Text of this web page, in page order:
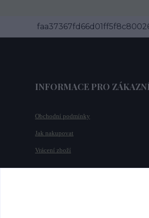
INFORMACE PRO
Obchodní podmínky
Jak nakupovat
Vrácení zboží